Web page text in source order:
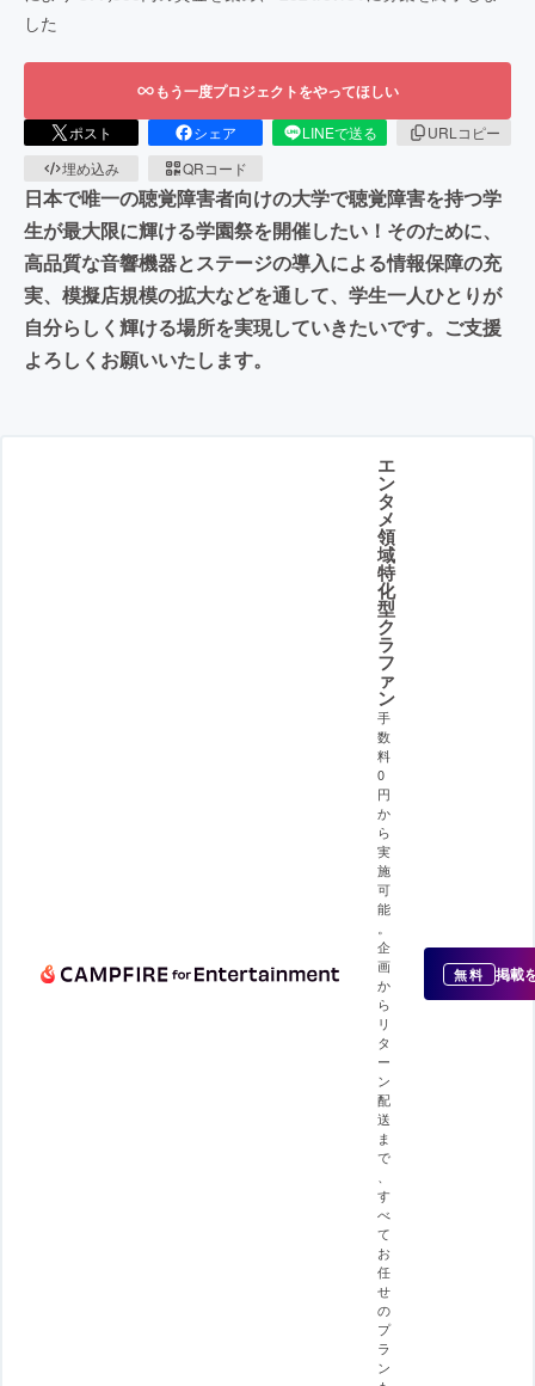
した
もう一度プロジェクトをやってほしい
ポスト シェア LINEで送る
URLコピー
埋め込み
QRコード
日本で唯一の聴覚障害者向けの大学で聴覚障害を持つ学
生が最大限に輝ける学園祭を開催したい！そのために、
高品質な音響機器とステージの導入による情報保障の充
実、模擬店規模の拡大などを通して、学生一人ひとりが
自分らしく輝ける場所を実現していきたいです。ご支援
よろしくお願いいたします。
エ
ン
タ
メ
領
域
特
化
型
ク
ラ
フ
ァ
ン
手
数
料
0
円
か
ら
実
施
可
能
企
画
か
ら
リ
タ
ー
ン
配
送
ま
で
す
べ
て
お
任
せ
の
プ
ラ
ン
無料 掲載